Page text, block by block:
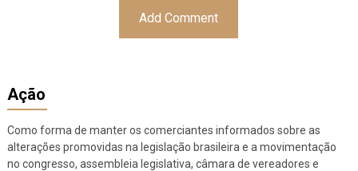
Ação
Como forma de manter os comerciantes informados sobre as
alterações promovidas na legislação brasileira e a movimentação
no congresso, assembleia legislativa, câmara de vereadores e